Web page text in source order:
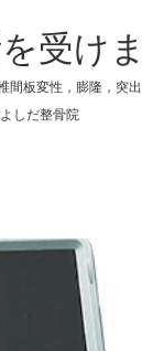
受け
間板変性，膨隆，突
よしだ整骨院